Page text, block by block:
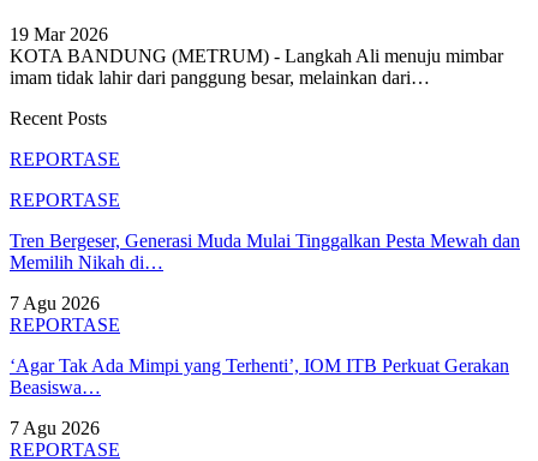
19 Mar 2026
KOTA BANDUNG (METRUM) - Langkah Ali menuju mimbar
imam tidak lahir dari panggung besar, melainkan dari…
Recent Posts
REPORTASE
REPORTASE
Tren Bergeser, Generasi Muda Mulai Tinggalkan Pesta Mewah dan
Memilih Nikah di…
7 Agu 2026
REPORTASE
‘Agar Tak Ada Mimpi yang Terhenti’, IOM ITB Perkuat Gerakan
Beasiswa…
7 Agu 2026
REPORTASE